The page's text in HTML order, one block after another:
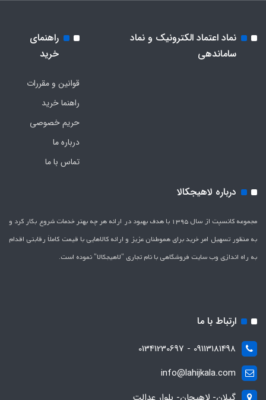
نماد اعتماد الکترونیک و نماد
ساماندهی
راهنمای
خرید
قوانین و مقررات
راهنما خرید
حریم خصوصی
درباره ما
تماس با ما
درباره لاهیجکالا
مجموعه کانسپت از سال 1395 با هدف بهبود در ارائه هر چه بهتر خدمات شروع بکار کرد و
به منظور تسهیل امر خرید برای هموطنان عزیز و ارائه کالاهایی با قیمت کاملاَ رقابتی اقدام
به راه اندازی وب سایت فروشگاهی با نام تجاری "لاهیج­کالا" نموده است.
ارتباط با ما
09113181498 - 01341230697
info@lahijkala.com